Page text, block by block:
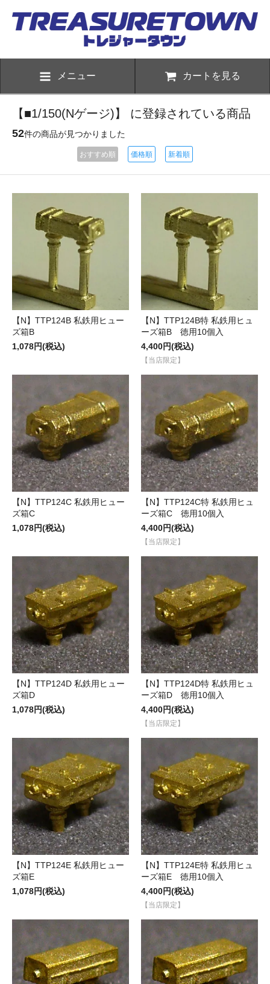
メニュー カートを見る
【■1/150(Nゲージ)】 に登録されている商品
52件の商品が見つかりました
おすすめ順 価格順 新着順
【N】TTP124B 私鉄用ヒュー
ズ箱B
1,078円(税込)
【N】TTP124B特 私鉄用ヒュ
ーズ箱B 徳用10個入
4,400円(税込)
【当店限定】
【N】TTP124C 私鉄用ヒュー
ズ箱C
1,078円(税込)
【N】TTP124C特 私鉄用ヒュ
ーズ箱C 徳用10個入
4,400円(税込)
【当店限定】
【N】TTP124D 私鉄用ヒュー
ズ箱D
1,078円(税込)
【N】TTP124D特 私鉄用ヒュ
ーズ箱D 徳用10個入
4,400円(税込)
【当店限定】
【N】TTP124E 私鉄用ヒュー
ズ箱E
1,078円(税込)
【N】TTP124E特 私鉄用ヒュ
ーズ箱E 徳用10個入
4,400円(税込)
【当店限定】